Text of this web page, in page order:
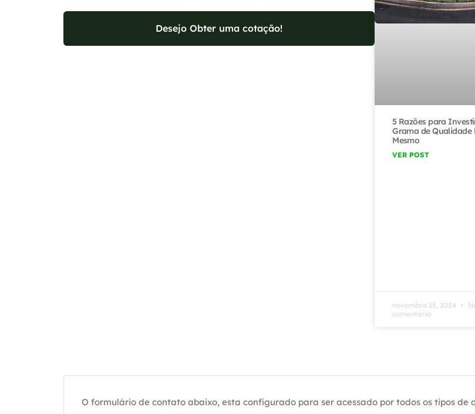
Desejo Obter uma cotação!
5 Razões para
Grama de Qualidade
Mesmo
VER POST
novembro 15, 2024
comentário
O formulário de contato abaixo, esta configurado para ser acessado por todos os tipos de